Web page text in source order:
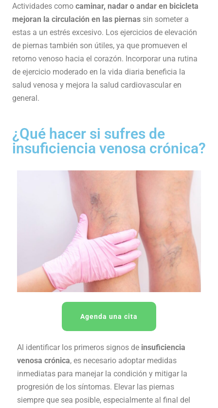
Actividades como caminar, nadar o andar en bicicleta
mejoran la circulación en las piernas sin someter a
estas a un estrés excesivo. Los ejercicios de elevación
de piernas también son útiles, ya que promueven el
retorno venoso hacia el corazón. Incorporar una rutina
de ejercicio moderado en la vida diaria beneficia la
salud venosa y mejora la salud cardiovascular en
general.
¿Qué hacer si sufres de
insuficiencia venosa crónica?
Agenda una cita
Al identificar los primeros signos de insuficiencia
venosa crónica, es necesario adoptar medidas
inmediatas para manejar la condición y mitigar la
progresión de los síntomas. Elevar las piernas
siempre que sea posible, especialmente al final del